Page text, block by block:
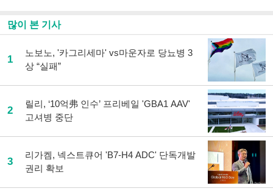
많이 본 기사
1
노보노, '카그리세마' vs마운자로 당뇨병 3
상 “실패”
2
릴리, ‘10억弗 인수’ 프리베일 'GBA1 AAV'
고셔병 중단
3
리가켐, 넥스트큐어 'B7-H4 ADC' 단독개발
권리 확보